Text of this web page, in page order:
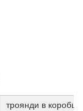
троянди в